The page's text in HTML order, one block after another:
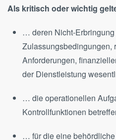
Als kritisch oder wichtig
… deren Nicht-
Zulassungsbedingungen,
Anforderungen,
der Dienstleistung
… die operationellen
Kontrollfunktionen
… für die eine